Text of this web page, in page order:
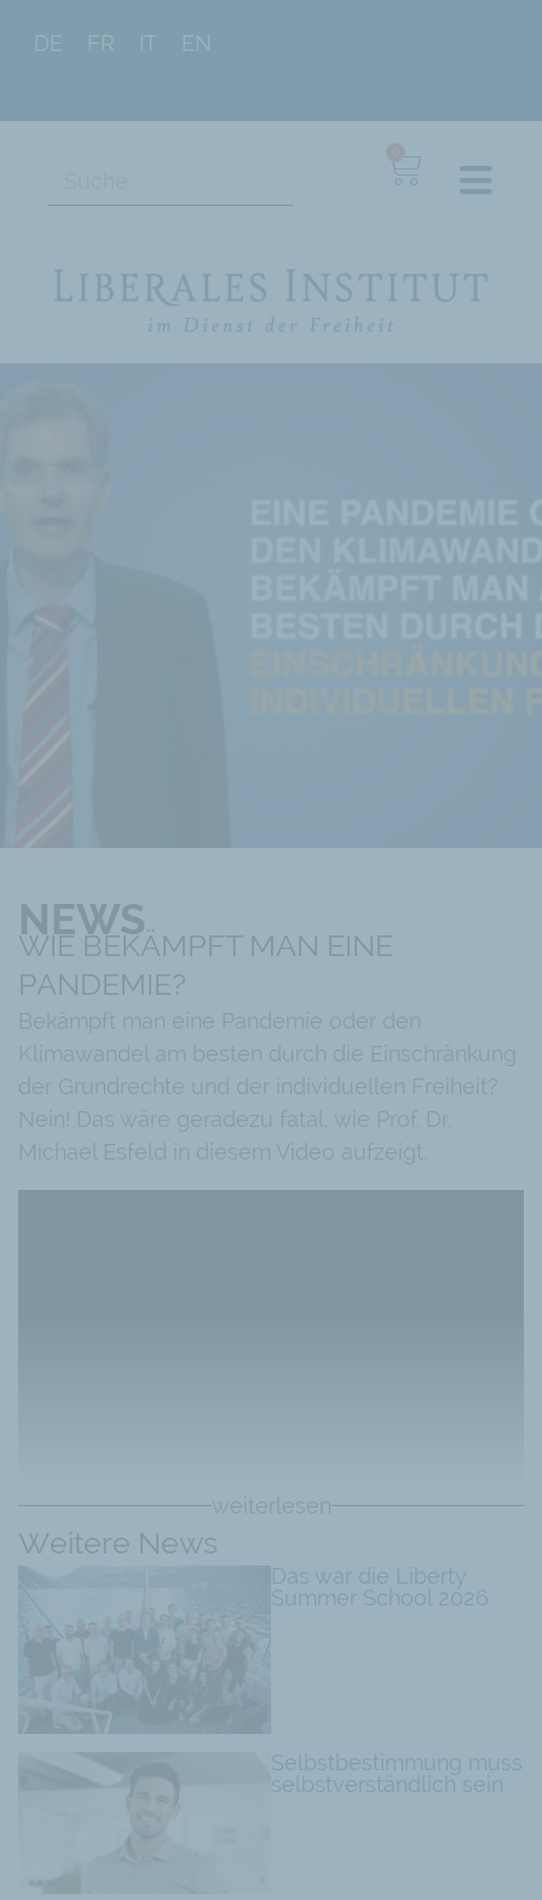
DE FR IT EN
NEWS
WIE BEKÄMPFT MAN EINE
PANDEMIE?
weiterlesen
Weitere News
Das war die Liberty
Summer School 2026
Selbstbestimmung muss
selbstverständlich sein